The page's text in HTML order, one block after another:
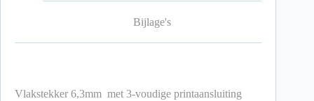
Bijlage's
Vlakstekker 6,3mm met 3-voudige printaansluiting